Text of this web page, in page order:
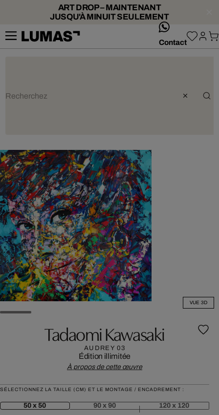
ART DROP – MAINTENANT
JUSQU'À MINUIT SEULEMENT
Contact
VUE 3D
Tadaomi Kawasaki
AUDREY 03
Édition illimitée
À propos de cette œuvre
SÉLECTIONNEZ LA TAILLE (CM) ET LE MONTAGE / ENCADREMENT :
50 x 50 90 x 90 120 x 120